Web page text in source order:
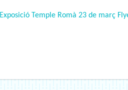
Exposició Temple Romà 23 de març